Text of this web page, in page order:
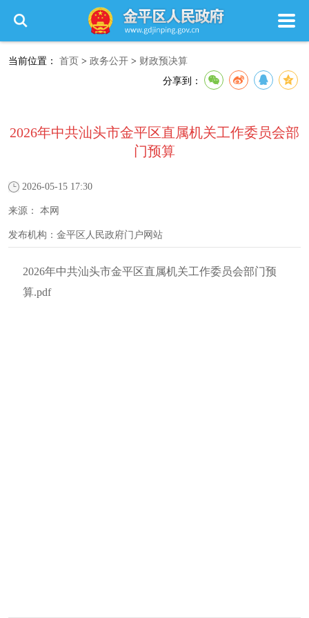
当前位置： 首页 > 政务公开 > 财政预决算
分享到：
2026年中共汕头市金平区直属机关工作委员会部
门预算
2026-05-15 17:30
来源： 本网
发布机构： 金平区人民政府门户网站
2026年中共汕头市金平区直属机关工作委员会部门预
算.pdf